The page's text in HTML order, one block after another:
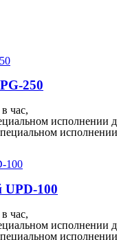
250
час,
исполнении
UPD-100
час,
исполнении